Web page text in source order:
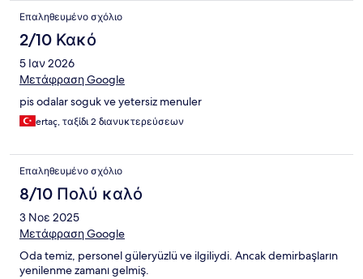
Επαληθευμένο σχόλιο
2/10 Κακό
5 Ιαν 2026
Μετάφραση Google
pis odalar soguk ve yetersiz menuler
ertaç, ταξίδι 2 διανυκτερεύσεων
Επαληθευμένο σχόλιο
8/10 Πολύ καλό
3 Νοε 2025
Μετάφραση Google
Oda temiz, personel güleryüzlü ve ilgiliydi. Ancak demirbaşların
yenilenme zamanı gelmiş.